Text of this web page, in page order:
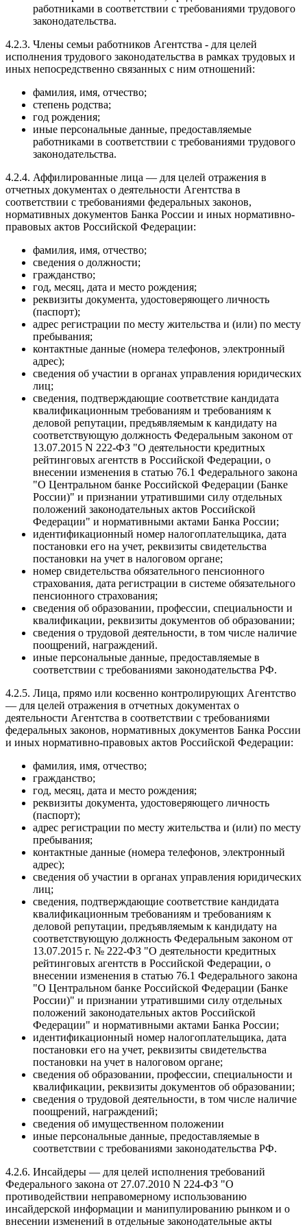
работниками в соответствии с требованиями трудового
законодательства.
4.2.3. Члены семьи работников Агентства - для целей
исполнения трудового законодательства в рамках трудовых и
иных непосредственно связанных с ним отношений:
фамилия, имя, отчество;
степень родства;
год рождения;
иные персональные данные, предоставляемые
работниками в соответствии с требованиями трудового
законодательства.
4.2.4. Аффилированные лица — для целей отражения в
отчетных документах о деятельности Агентства в
соответствии с требованиями федеральных законов,
нормативных документов Банка России и иных нормативно-
правовых актов Российской Федерации:
фамилия, имя, отчество;
сведения о должности;
гражданство;
год, месяц, дата и место рождения;
реквизиты документа, удостоверяющего личность
(паспорт);
адрес регистрации по месту жительства и (или) по месту
пребывания;
контактные данные (номера телефонов, электронный
адрес);
сведения об участии в органах управления юридических
лиц;
сведения, подтверждающие соответствие кандидата
квалификационным требованиям и требованиям к
деловой репутации, предъявляемым к кандидату на
соответствующую должность Федеральным законом от
13.07.2015 N 222-ФЗ "О деятельности кредитных
рейтинговых агентств в Российской Федерации, о
внесении изменения в статью 76.1 Федерального закона
"О Центральном банке Российской Федерации (Банке
России)" и признании утратившими силу отдельных
положений законодательных актов Российской
Федерации" и нормативными актами Банка России;
идентификационный номер налогоплательщика, дата
постановки его на учет, реквизиты свидетельства
постановки на учет в налоговом органе;
номер свидетельства обязательного пенсионного
страхования, дата регистрации в системе обязательного
пенсионного страхования;
сведения об образовании, профессии, специальности и
квалификации, реквизиты документов об образовании;
сведения о трудовой деятельности, в том числе наличие
поощрений, награждений.
иные персональные данные, предоставляемые в
соответствии с требованиями законодательства РФ.
4.2.5. Лица, прямо или косвенно контролирующих Агентство
— для целей отражения в отчетных документах о
деятельности Агентства в соответствии с требованиями
федеральных законов, нормативных документов Банка России
и иных нормативно-правовых актов Российской Федерации:
фамилия, имя, отчество;
гражданство;
год, месяц, дата и место рождения;
реквизиты документа, удостоверяющего личность
(паспорт);
адрес регистрации по месту жительства и (или) по месту
пребывания;
контактные данные (номера телефонов, электронный
адрес);
сведения об участии в органах управления юридических
лиц;
сведения, подтверждающие соответствие кандидата
квалификационным требованиям и требованиям к
деловой репутации, предъявляемым к кандидату на
соответствующую должность Федеральным законом от
13.07.2015 г. № 222-ФЗ "О деятельности кредитных
рейтинговых агентств в Российской Федерации, о
внесении изменения в статью 76.1 Федерального закона
"О Центральном банке Российской Федерации (Банке
России)" и признании утратившими силу отдельных
положений законодательных актов Российской
Федерации" и нормативными актами Банка России;
идентификационный номер налогоплательщика, дата
постановки его на учет, реквизиты свидетельства
постановки на учет в налоговом органе;
сведения об образовании, профессии, специальности и
квалификации, реквизиты документов об образовании;
сведения о трудовой деятельности, в том числе наличие
поощрений, награждений;
сведения об имущественном положении
иные персональные данные, предоставляемые в
соответствии с требованиями законодательства РФ.
4.2.6. Инсайдеры — для целей исполнения требований
Федерального закона от 27.07.2010 N 224-ФЗ "О
противодействии неправомерному использованию
инсайдерской информации и манипулированию рынком и о
внесении изменений в отдельные законодательные акты